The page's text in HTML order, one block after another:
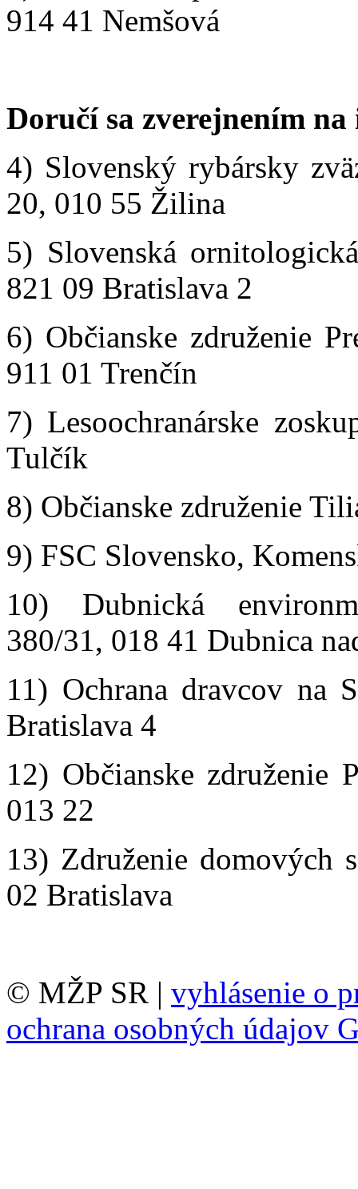
914 41 Nemšová
Doručí sa zverejnením na
4) Slovenský rybársky
20, 010 55 Žilina
5) Slovenská
821 09 Bratislava 2
6) Občianske združenie
911 01 Trenčín
7) Lesoochranárske
Tulčík
8) Občianske združenie
9) FSC Slovensko,
10) Dubnická
380/31, 018 41 Dubnica
11) Ochrana dravcov na
Bratislava 4
12) Občianske združenie
013 22
13) Združenie domových
02 Bratislava
© MŽP SR | vyhlásenie o
ochrana osobných údajov